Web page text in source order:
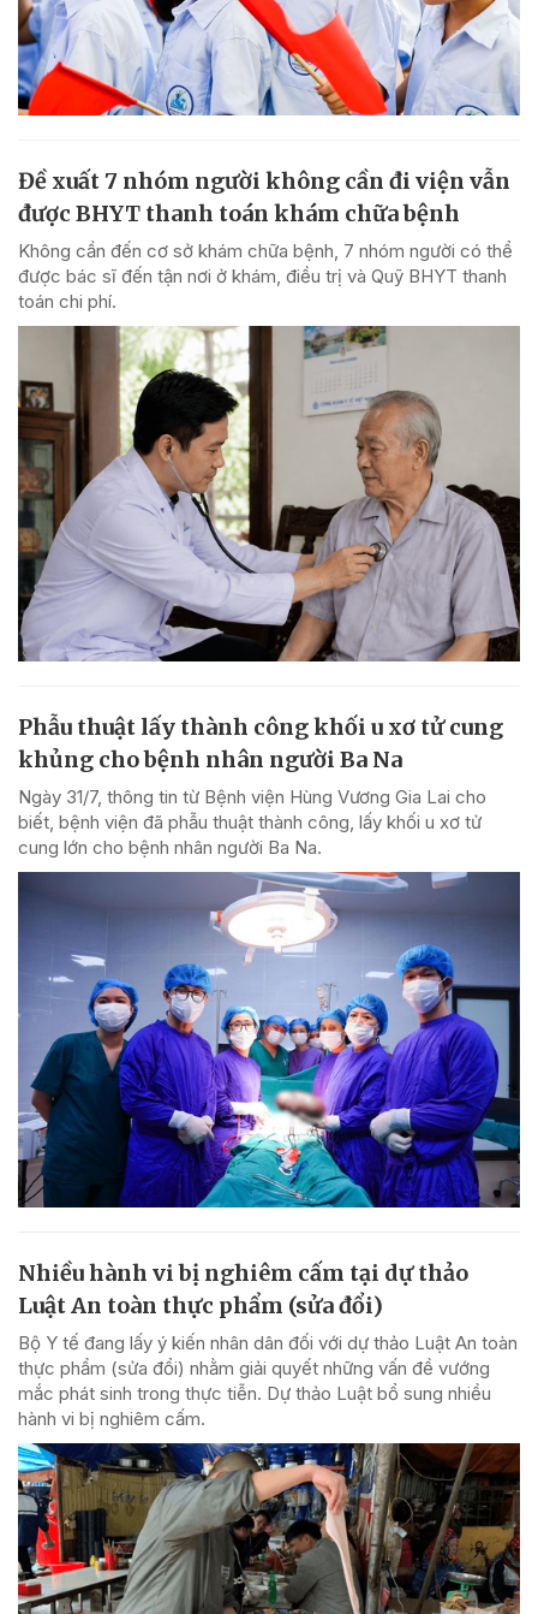
Đề xuất 7 nhóm người không cần đi viện vẫn
được BHYT thanh toán khám chữa bệnh
Không cần đến cơ sở khám chữa bệnh, 7 nhóm người có thể
được bác sĩ đến tận nơi ở khám, điều trị và Quỹ BHYT thanh
toán chi phí.
Phẫu thuật lấy thành công khối u xơ tử cung
khủng cho bệnh nhân người Ba Na
Ngày 31/7, thông tin từ Bệnh viện Hùng Vương Gia Lai cho
biết, bệnh viện đã phẫu thuật thành công, lấy khối u xơ tử
cung lớn cho bệnh nhân người Ba Na.
Nhiều hành vi bị nghiêm cấm tại dự thảo
Luật An toàn thực phẩm (sửa đổi)
Bộ Y tế đang lấy ý kiến nhân dân đối với dự thảo Luật An toàn
thực phẩm (sửa đổi) nhằm giải quyết những vấn đề vướng
mắc phát sinh trong thực tiễn. Dự thảo Luật bổ sung nhiều
hành vi bị nghiêm cấm.